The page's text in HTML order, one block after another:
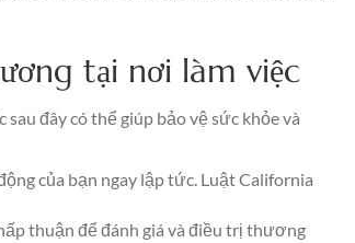
tại nơi làm việc
đây có thể giúp bảo vệ sức khỏe và
của bạn ngay lập tức. Luật California
thuận để đánh giá và điều trị thương